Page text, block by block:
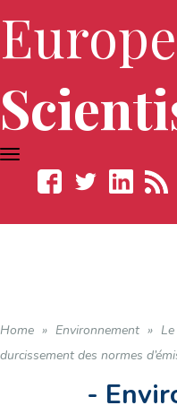
TOGGLE
NAVIGATION
Home » Environnement »
durcissement des normes
-